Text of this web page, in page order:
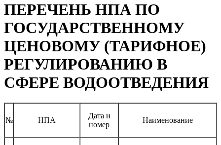
ПЕРЕЧЕНЬ НПА ПО
ГОСУДАРСТВЕННОМУ
ЦЕНОВОМУ (ТАРИФНОЕ)
РЕГУЛИРОВАНИЮ В
СФЕРЕ ВОДООТВЕДЕНИЯ
№ НПА
Дата и
номер
Наименование